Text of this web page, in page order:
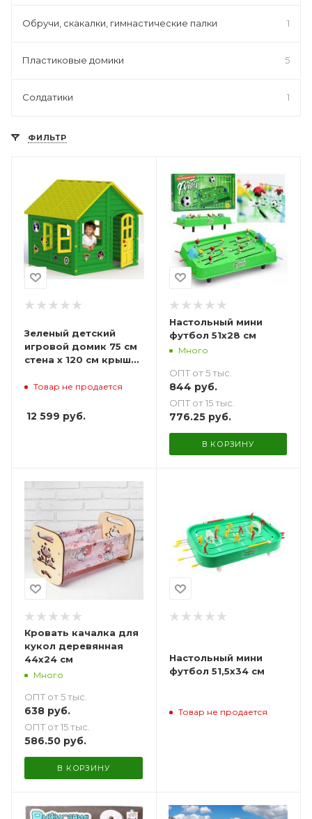
Обручи, скакалки, гимнастические палки 1
Пластиковые домики 5
Солдатики 1
ФИЛЬТР
Зеленый детский
игровой домик 75 см
стена х 120 см крыша
Товар не продается
12 599 руб.
Настольный мини
футбол 51х28 см
Много
ОПТ от 5 тыс.
844 руб.
ОПТ от 15 тыс.
776.25руб.
В КОРЗИНУ
Кровать качалка для
кукол деревянная
44х24 см
Много
ОПТ от 5 тыс.
638 руб.
ОПТ от 15 тыс.
586.50 руб.
В КОРЗИНУ
Настольный мини
футбол 51,5х34 см
Товар не продается